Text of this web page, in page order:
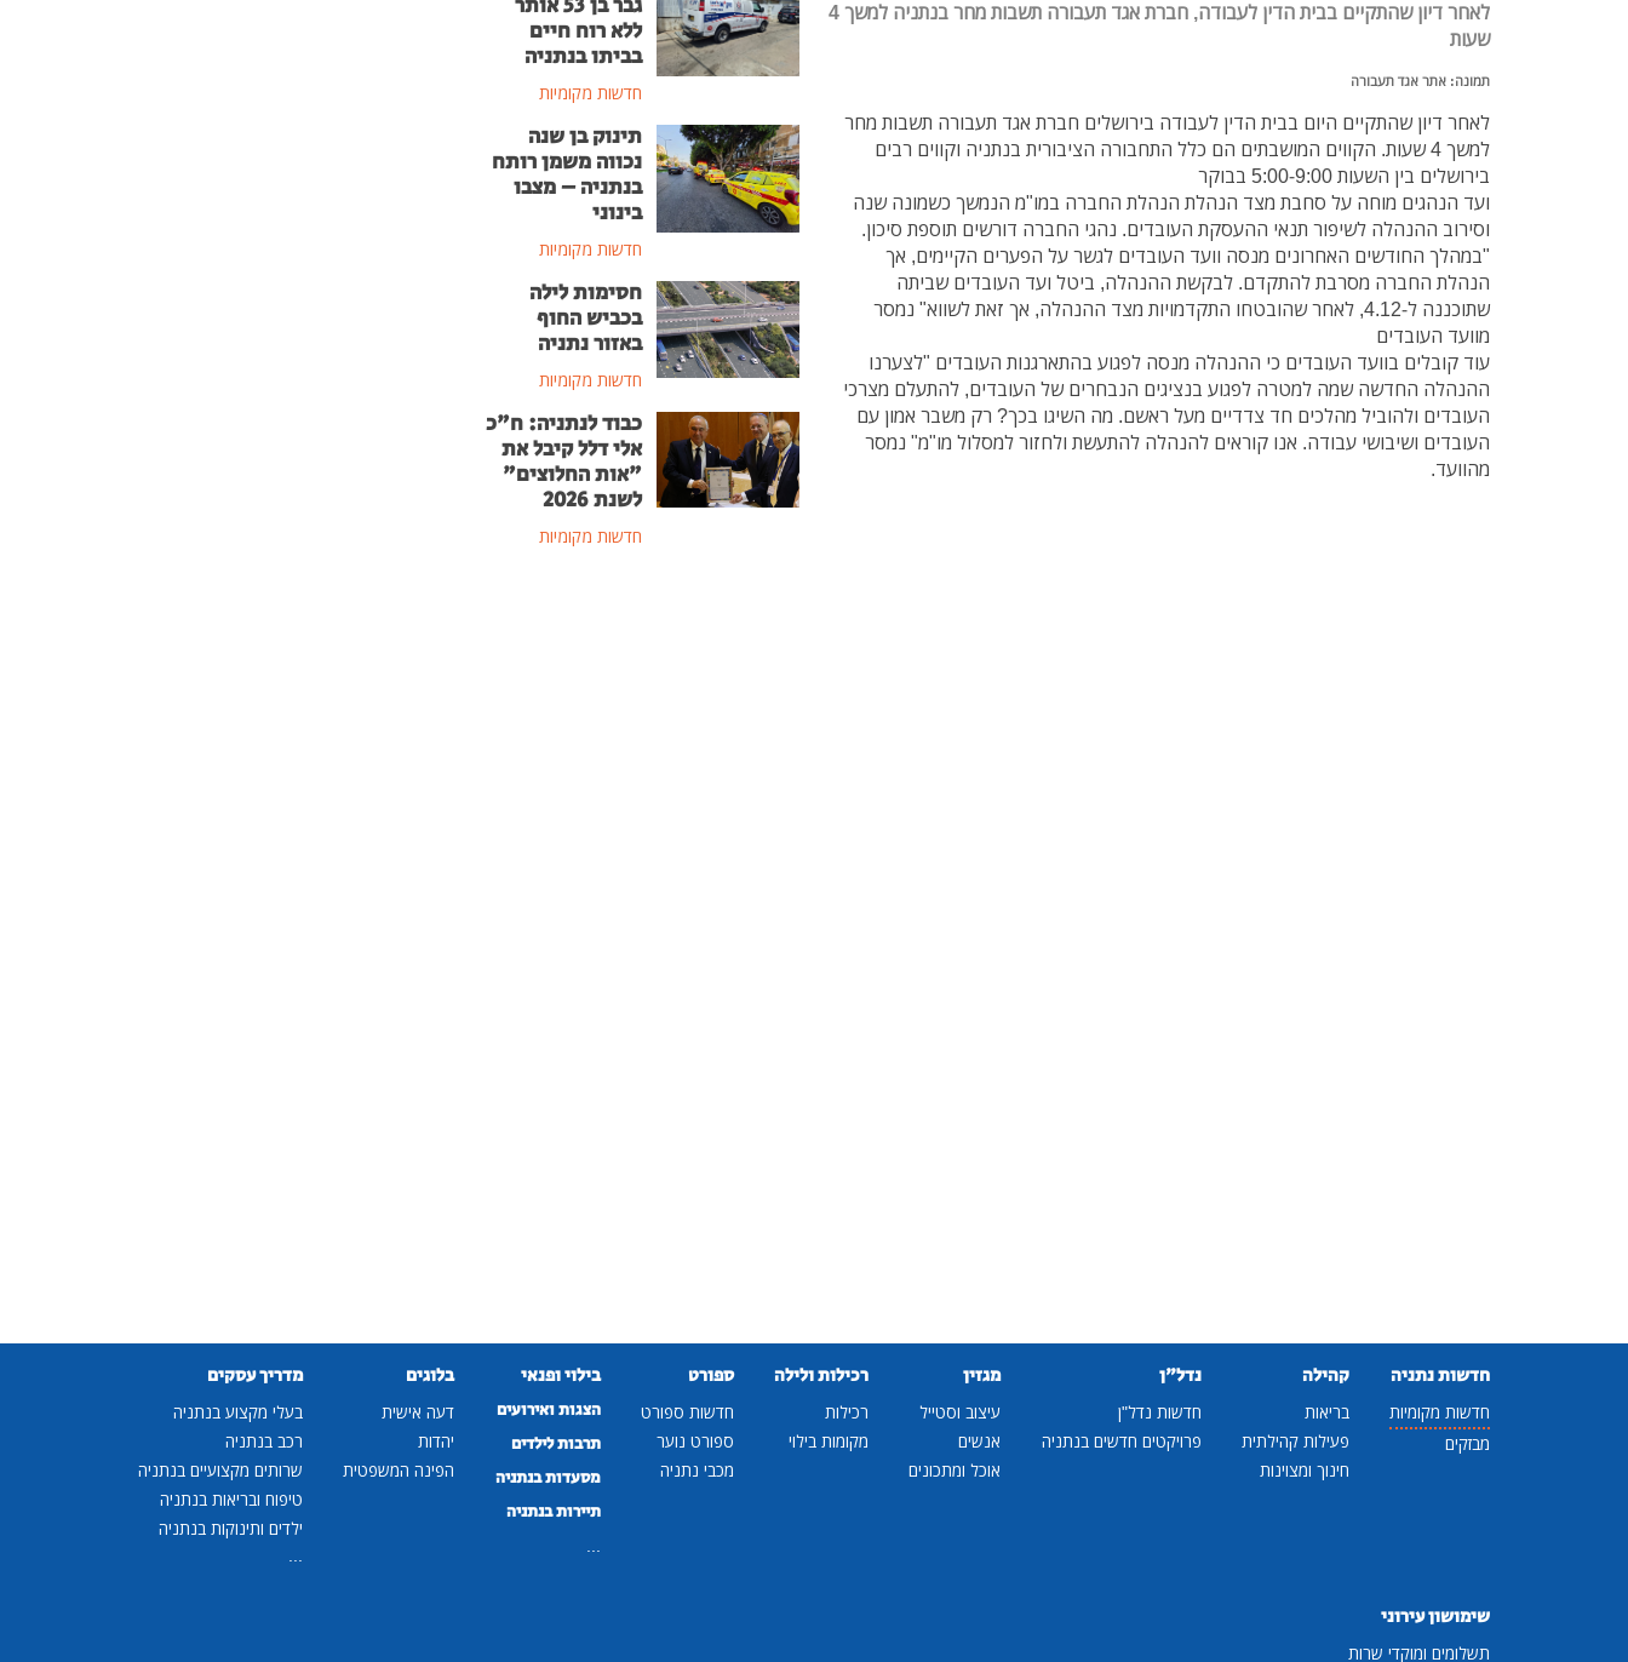
לאחר דיון שהתקיים בבית הדין לעבודה, חברת אגד תעבורה תשבות מחר בנתניה למשך 4
שעות
תמונה: אתר אגד תעבורה
לאחר דיון שהתקיים היום בבית הדין לעבודה בירושלים חברת אגד תעבורה תשבות מחר
למשך 4 שעות. הקווים המושבתים הם כלל התחבורה הציבורית בנתניה וקווים רבים
בירושלים בין השעות 5:00-9:00 בבוקר
ועד הנהגים מוחה על סחבת מצד הנהלת הנהלת החברה במו"מ הנמשך כשמונה שנה
וסירוב ההנהלה לשיפור תנאי ההעסקת העובדים. נהגי החברה דורשים תוספת סיכון.
"במהלך החודשים האחרונים מנסה וועד העובדים לגשר על הפערים הקיימים, אך
הנהלת החברה מסרבת להתקדם. לבקשת ההנהלה, ביטל ועד העובדים שביתה
שתוכננה ל-4.12, לאחר שהובטחו התקדמויות מצד ההנהלה, אך זאת לשווא" נמסר
מוועד העובדים
עוד קובלים בוועד העובדים כי ההנהלה מנסה לפגוע בהתארגנות העובדים "לצערנו
ההנהלה החדשה שמה למטרה לפגוע בנציגים הנבחרים של העובדים, להתעלם מצרכי
העובדים ולהוביל מהלכים חד צדדיים מעל ראשם. מה השיגו בכך? רק משבר אמון עם
העובדים ושיבושי עבודה. אנו קוראים להנהלה להתעשת ולחזור למסלול מו"מ" נמסר
מהוועד.
ללא רוח חיים
בביתו בנתניה
חדשות מקומיות
תינוק בן שנה
נכווה משמן רותח
בנתניה – מצבו
בינוני
חדשות מקומיות
חסימות לילה
בכביש החוף
באזור נתניה
חדשות מקומיות
כבוד לנתניה: ח"כ
אלי דלל קיבל את
"אות החלוצים"
לשנת 2026
חדשות מקומיות
חדשות נתניה
חדשות מקומיות
מבזקים
קהילה
בריאות
פעילות קהילתית
חינוך ומצוינות
נדל"ן
חדשות נדל"ן
פרויקטים חדשים בנתניה
מגזין
עיצוב וסטייל
אנשים
אוכל ומתכונים
רכילות ולילה
רכילות
מקומות בילוי
ספורט
חדשות ספורט
ספורט נוער
מכבי נתניה
בילוי ופנאי
הצגות ואירועים
תרבות לילדים
מסעדות בנתניה
תיירות בנתניה
בלוגים
דעה אישית
יהדות
הפינה המשפטית
מדריך עסקים
בעלי מקצוע בנתניה
רכב בנתניה
שרותים מקצועיים בנתניה
טיפוח ובריאות בנתניה
ילדים ותינוקות בנתניה
שימושון עירוני
תשלומים ומוקדי שרות